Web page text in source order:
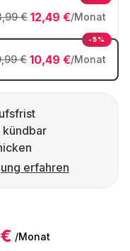
12,49 €/Monat
€
10,49 €/Monat
€
-5%
kündbar
erfahren
/Monat